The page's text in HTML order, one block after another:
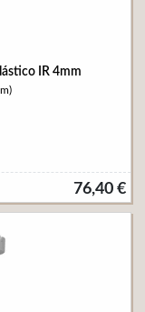
IR 4mm
76,40 €